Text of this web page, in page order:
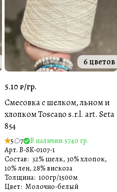
6 цветов
5.10 ₽/гр.
Смесовка с шелком, льном и
хлопком Toscano s.r.l. art. Seta
854
5 7
В наличии: 5740 гр.
Арт. B-SK-0107-1
Состав: 32% шелк, 30% хлопок,
10% лен, 28% вискоза
Толщина: 100гр/1500м
Цвет: Молочно-белый️